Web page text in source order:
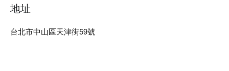
地址
台北市中山區天津街59號